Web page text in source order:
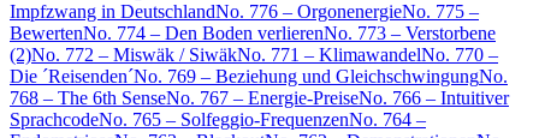
Impfzwang in DeutschlandNo. 776 – OrgonenergieNo. 775 –
BewertenNo. 774 – Den Boden verlierenNo. 773 – Verstorbene
(2)No. 772 – Miswäk / SiwäkNo. 771 – KlimawandelNo. 770 –
Die ´Reisenden´No. 769 – Beziehung und GleichschwingungNo.
768 – The 6th SenseNo. 767 – Energie-PreiseNo. 766 – Intuitiver
SprachcodeNo. 765 – Solfeggio-FrequenzenNo. 764 –